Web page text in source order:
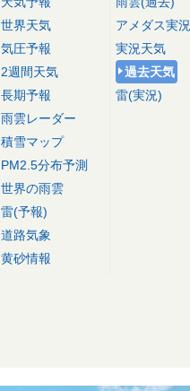
世界天気
気圧予報
2週間天気
長期予報
雨雲レーダー
積雪マップ
PM2.5分布予測
世界の雨雲
雷(予報)
道路気象
黄砂情報
アメダス実況
実況天気
過去天気
雷(実況)